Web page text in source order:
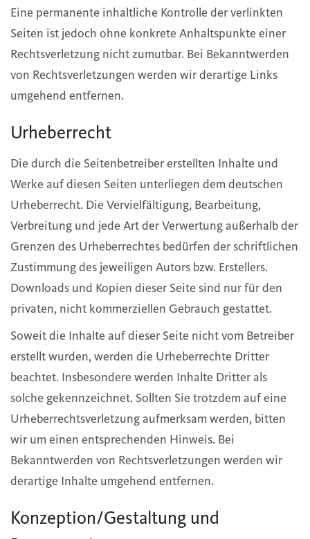
Eine permanente inhaltliche Kontrolle der verlinkten
Seiten ist jedoch ohne konkrete Anhaltspunkte einer
Rechtsverletzung nicht zumutbar. Bei Bekanntwerden
von Rechtsverletzungen werden wir derartige Links
umgehend entfernen.
Urheberrecht
Die durch die Seitenbetreiber erstellten Inhalte und
Werke auf diesen Seiten unterliegen dem deutschen
Urheberrecht. Die Vervielfältigung, Bearbeitung,
Verbreitung und jede Art der Verwertung außerhalb der
Grenzen des Urheberrechtes bedürfen der schriftlichen
Zustimmung des jeweiligen Autors bzw. Erstellers.
Downloads und Kopien dieser Seite sind nur für den
privaten, nicht kommerziellen Gebrauch gestattet.
Soweit die Inhalte auf dieser Seite nicht vom Betreiber
erstellt wurden, werden die Urheberrechte Dritter
beachtet. Insbesondere werden Inhalte Dritter als
solche gekennzeichnet. Sollten Sie trotzdem auf eine
Urheberrechtsverletzung aufmerksam werden, bitten
wir um einen entsprechenden Hinweis. Bei
Bekanntwerden von Rechtsverletzungen werden wir
derartige Inhalte umgehend entfernen.
Konzeption/Gestaltung und